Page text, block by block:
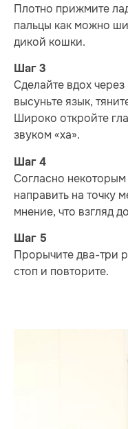
Плотно прижмите
пальцы как можно
дикой кошки.
Шаг 3
Сделайте вдох
высуньте язык,
Широко откройте
звуком «ха».
Шаг 4
Согласно некоторым
направить на точку
мнение, что взгляд
Шаг 5
Прорычите два-три
стоп и повторите.